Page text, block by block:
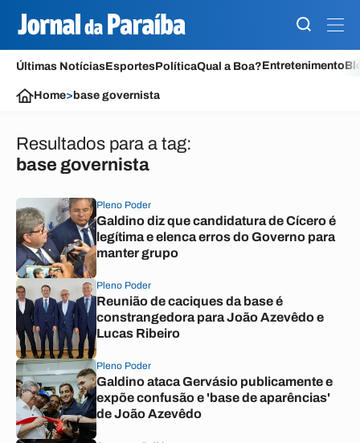
Últimas NotíciasEsportesPolíticaQual a Boa?Entretenimento
Home> base governista
Resultados para a tag:
base governista
Pleno Poder
Galdino diz que candidatura de Cícero é
legítima e elenca erros do Governo para
manter grupo
Pleno Poder
Reunião de caciques da base é
constrangedora para João Azevêdo e
Lucas Ribeiro
Pleno Poder
Galdino ataca Gervásio publicamente e
expõe confusão e 'base de aparências'
de João Azevêdo